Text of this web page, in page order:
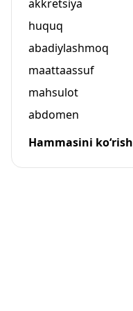
akkretsiya
huquq
abadiylashmoq
maattaassuf
mahsulot
abdomen
Hammasini ko‘rish